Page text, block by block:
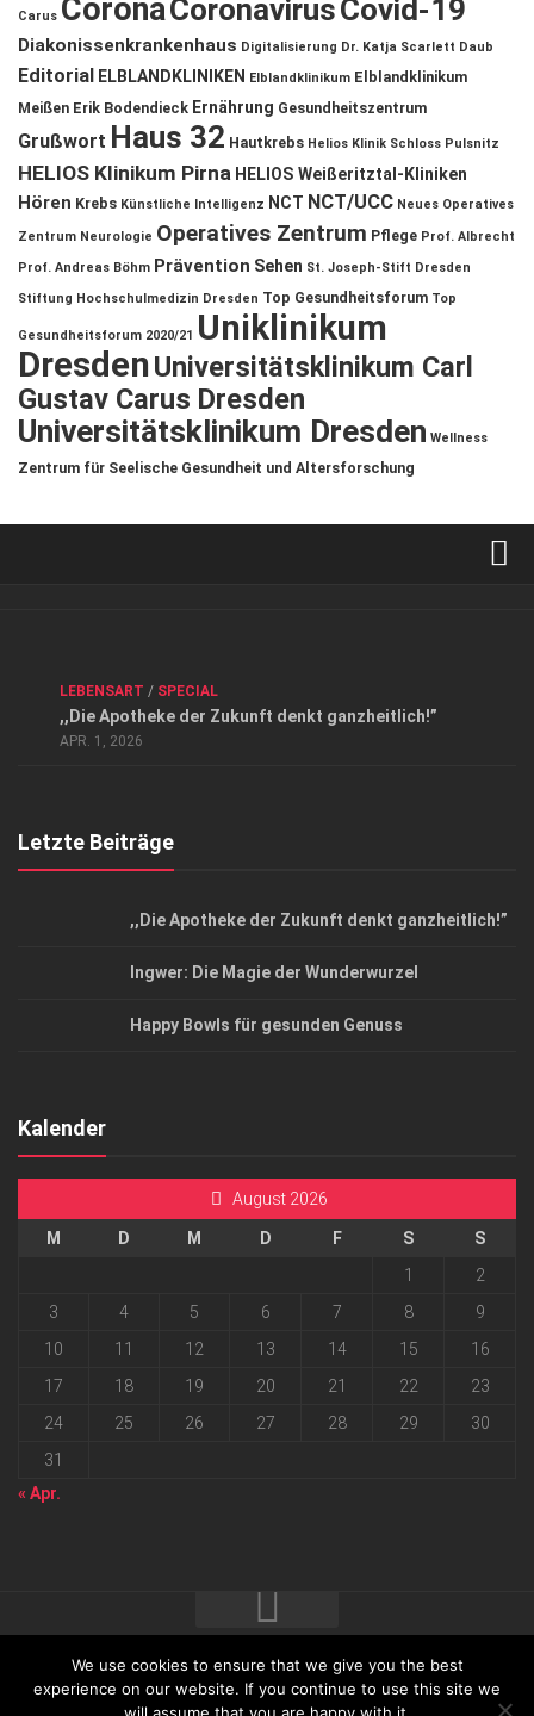
Carus CoronaCoronavirusCovid-19
Diakonissenkrankenhaus Digitalisierung Dr. Katja Scarlett Daub
Editorial ELBLANDKLINIKEN Elblandklinikum Elblandklinikum
Meißen Erik Bodendieck Ernährung Gesundheitszentrum
Grußwort Haus 32 Hautkrebs Helios Klinik Schloss Pulsnitz
HELIOS Klinikum Pirna HELIOS Weißeritztal-Kliniken
Hören Krebs Künstliche Intelligenz NCT NCT/UCC Neues Operatives
Zentrum Neurologie Operatives Zentrum Pflege Prof. Albrecht
Prof. Andreas Böhm Prävention Sehen St. Joseph-Stift Dresden
Stiftung Hochschulmedizin Dresden Top Gesundheitsforum Top
Gesundheitsforum 2020/21 Uniklinikum
DresdenUniversitätsklinikum Carl
Gustav Carus Dresden
Universitätsklinikum Dresden Wellness
Zentrum für Seelische Gesundheit und Altersforschung
Datenschutzerklärung
Top Magazin Dresden / Ostsachsen
LEBENSART / SPECIAL
,,Die Apotheke der Zukunft denkt ganzheitlich!”
APR. 1, 2026
Letzte Beiträge
,,Die Apotheke der Zukunft denkt ganzheitlich!”
Ingwer: Die Magie der Wunderwurzel
Happy Bowls für gesunden Genuss
Kalender
August 2026
M D M D F S
S
1
2
3
4 5 6 7 8
9
10
11 12 13 14 15
16
17
18 19 20 21 22
23
24
25 26 27 28 29
30
31
« Apr.
2026 progressmedia Verlag & Werbeagentur GmbH • Bautzner
We use cookies to ensure that we give you the best
experience on our website. If you continue to use this site we